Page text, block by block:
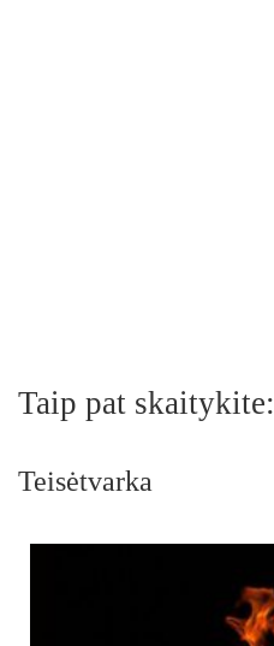
Taip pat skaitykite:
Teisėtvarka